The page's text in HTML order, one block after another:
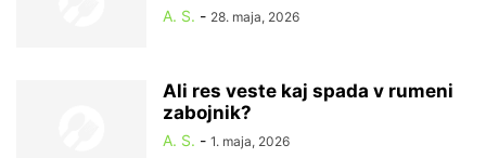
A. S. - 28. maja, 2026
Ali res veste kaj spada v rumeni
zabojnik?
A. S. - 1. maja, 2026